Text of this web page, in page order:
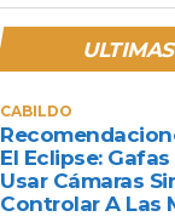
CABILDO
El Eclipse:
Usar Cámaras
Controlar A Las